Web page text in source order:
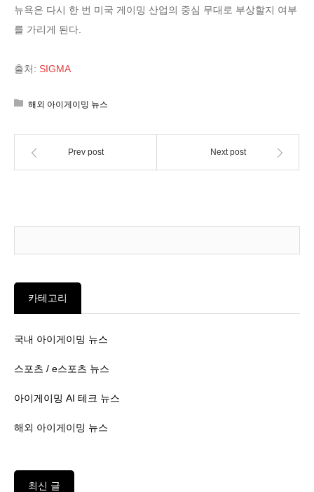
뉴욕은 다시 한 번 미국 게이밍 산업의 중심 무대로 부상할지 여부
를 가리게 된다.
출처: SIGMA
해외 아이게이밍 뉴스
Prev post Next post
카테고리
국내 아이게이밍 뉴스
스포츠 / e스포츠 뉴스
아이게이밍 AI 테크 뉴스
해외 아이게이밍 뉴스
최신 글